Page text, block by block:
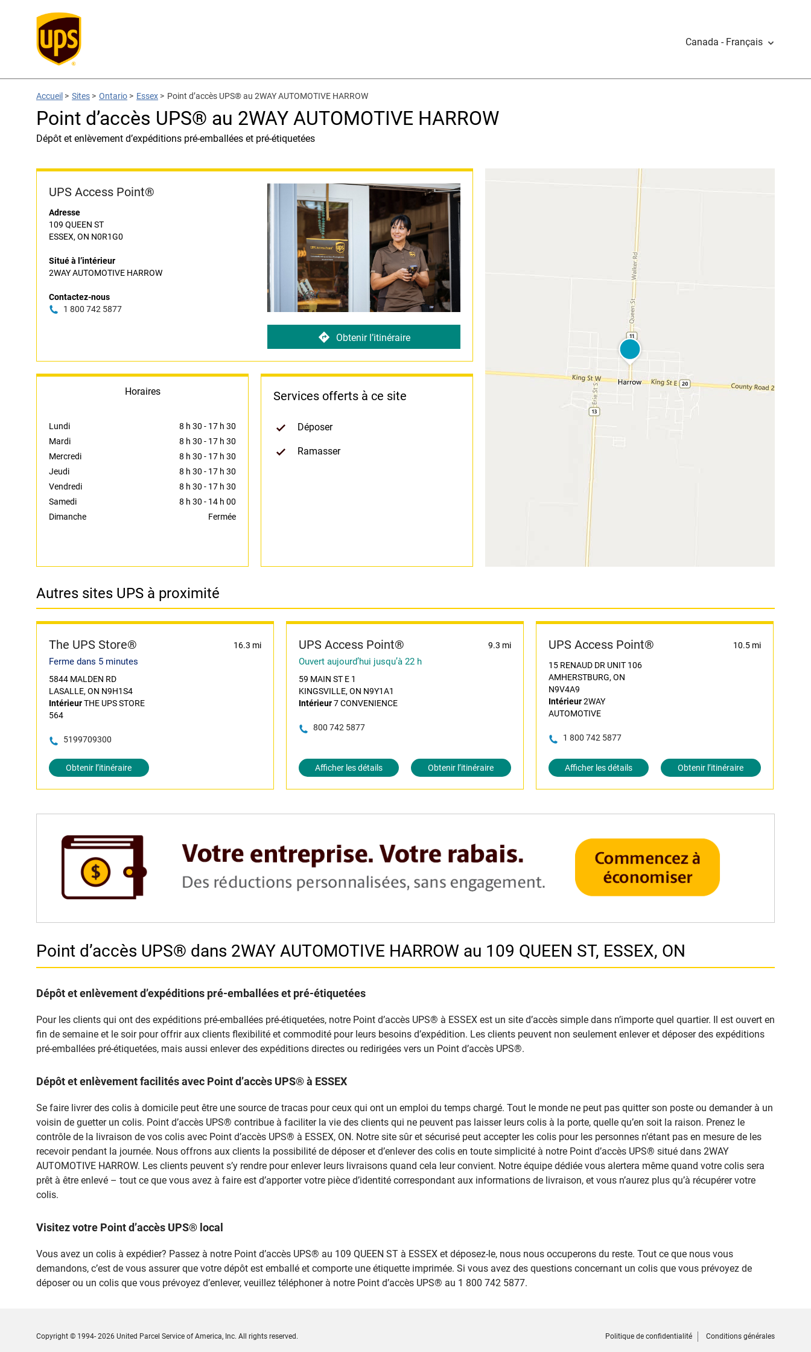
Canada - Français
Accueil > Sites > Ontario > Essex > Point d’accès UPS® au 2WAY AUTOMOTIVE HARROW
Point d’accès UPS® au 2WAY AUTOMOTIVE HARROW
Dépôt et enlèvement d’expéditions pré-emballées et pré-étiquetées
UPS Access Point®
Adresse
109 QUEEN ST
ESSEX, ON N0R1G0
Situé à l’intérieur
2WAY AUTOMOTIVE HARROW
Contactez-nous
1 800 742 5877
Obtenir l’itinéraire
Horaires
Lundi 8 h 30 - 17 h 30
Mardi
8 h 30 - 17 h 30
Mercredi
8 h 30 - 17 h 30
Jeudi
8 h 30 - 17 h 30
Vendredi
8 h 30 - 17 h 30
Samedi
8 h 30 - 14 h 00
Dimanche
Fermée
Services offerts à ce site
Déposer
Ramasser
Autres sites UPS à proximité
The UPS Store® 16.3 mi
Ferme dans 5 minutes
5844 MALDEN RD
LASALLE, ON N9H1S4
IntérieurTHE UPS STORE
564
5199709300
Obtenir l’itinéraire
UPS Access Point® 9.3 mi
Ouvert aujourd’hui jusqu’à 22 h
59 MAIN ST E 1
KINGSVILLE, ON N9Y1A1
Intérieur7 CONVENIENCE
800 742 5877
Afficher les détails Obtenir l’itinéraire
UPS Access Point® 10.5 mi
15 RENAUD DR UNIT 106
AMHERSTBURG, ON
N9V4A9
Intérieur2WAY
AUTOMOTIVE
1 800 742 5877
Afficher les détails Obtenir l’itinéraire
Point d’accès UPS® dans 2WAY AUTOMOTIVE HARROW au 109 QUEEN ST, ESSEX, ON
Dépôt et enlèvement d’expéditions pré-emballées et pré-étiquetées
Pour les clients qui ont des expéditions pré-emballées pré-étiquetées, notre Point d’accès UPS® à ESSEX est un site d’accès simple dans n’importe quel quartier. Il est ouvert en
fin de semaine et le soir pour offrir aux clients flexibilité et commodité pour leurs besoins d’expédition. Les clients peuvent non seulement enlever et déposer des expéditions
pré-emballées pré-étiquetées, mais aussi enlever des expéditions directes ou redirigées vers un Point d’accès UPS®.
Dépôt et enlèvement facilités avec Point d’accès UPS® à ESSEX
Se faire livrer des colis à domicile peut être une source de tracas pour ceux qui ont un emploi du temps chargé. Tout le monde ne peut pas quitter son poste ou demander à un
voisin de guetter un colis. Point d’accès UPS® contribue à faciliter la vie des clients qui ne peuvent pas laisser leurs colis à la porte, quelle qu’en soit la raison. Prenez le
contrôle de la livraison de vos colis avec Point d’accès UPS® à ESSEX, ON. Notre site sûr et sécurisé peut accepter les colis pour les personnes n’étant pas en mesure de les
recevoir pendant la journée. Nous offrons aux clients la possibilité de déposer et d’enlever des colis en toute simplicité à notre Point d’accès UPS® situé dans 2WAY
AUTOMOTIVE HARROW. Les clients peuvent s’y rendre pour enlever leurs livraisons quand cela leur convient. Notre équipe dédiée vous alertera même quand votre colis sera
prêt à être enlevé – tout ce que vous avez à faire est d’apporter votre pièce d’identité correspondant aux informations de livraison, et vous n’aurez plus qu’à récupérer votre
colis.
Visitez votre Point d’accès UPS® local
Vous avez un colis à expédier? Passez à notre Point d’accès UPS® au 109 QUEEN ST à ESSEX et déposez-le, nous nous occuperons du reste. Tout ce que nous vous
demandons, c’est de vous assurer que votre dépôt est emballé et comporte une étiquette imprimée. Si vous avez des questions concernant un colis que vous prévoyez de
déposer ou un colis que vous prévoyez d’enlever, veuillez téléphoner à notre Point d’accès UPS® au 1 800 742 5877.
Politique de confidentialité Conditions générales
Copyright © 1994- 2026 United Parcel Service of America, Inc. All rights reserved.